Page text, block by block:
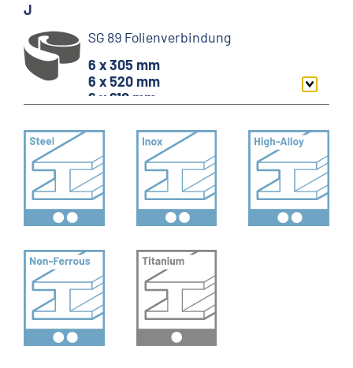
J
SG 89 Folienverbindung
6 x 305 mm
6 x 520 mm
6 x 610 mm
10 x 330 mm
12 x 305 mm
12 x 330 mm
12 x 520 mm
13 x 305 mm
13 x 457 mm
13 x 610 mm
16 x 520 mm